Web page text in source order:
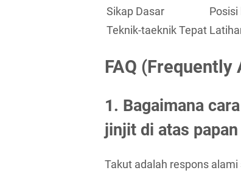
Sikap Dasar
Teknik-taeknik Tepat
FAQ (Frequently
1. Bagaimana
jinjit di atas
Takut adalah respons